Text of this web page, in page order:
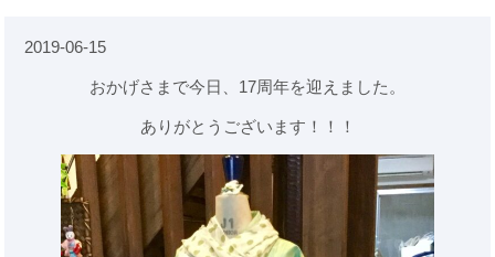
2019-06-15
おかげさまで今日、17周年を迎えました。
ありがとうございます！！！